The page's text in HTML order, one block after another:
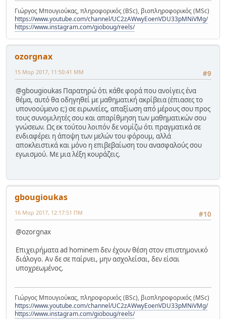
Γιώργος Μπουγιούκας, πληροφορικός (BSc), βιοπληροφορικός (MSc)
https://www.youtube.com/channel/UC2zAWwyEoenVDU33pMNiVMg/
https://www.instagram.com/gioboug/reels/
ozorgnax
#9
15 Μαρ 2017, 11:50:41 ΜΜ
@gbougioukas Παρατηρώ ότι κάθε φορά που ανοίγεις ένα
θέμα, αυτό θα οδηγηθεί με μαθηματική ακρίβεια (έπιασες το
υπονοούμενο ε;) σε ειρωνείες, απαξίωση από μέρους σου προς
τους συνομιλητές σου και απαρίθμηση των μαθηματικών σου
γνώσεων. Ως εκ τούτου λοιπόν δε νομίζω ότι πραγματικά σε
ενδιαφέρει η άποψη των μελών του φόρουμ, αλλά
αποκλειστικά και μόνο η επιβεβαίωση του ανασφαλούς σου
εγωισμού. Με μια λέξη κουράζεις.
gbougioukas
#10
16 Μαρ 2017, 12:17:51 ΠΜ
@ozorgnax
Επιχειρήματα ad hominem δεν έχουν θέση στον επιστημονικό
διάλογο. Αν δε σε παίρνει, μην ασχολείσαι, δεν είσαι
υποχρεωμένος.
Γιώργος Μπουγιούκας, πληροφορικός (BSc), βιοπληροφορικός (MSc)
https://www.youtube.com/channel/UC2zAWwyEoenVDU33pMNiVMg/
https://www.instagram.com/gioboug/reels/